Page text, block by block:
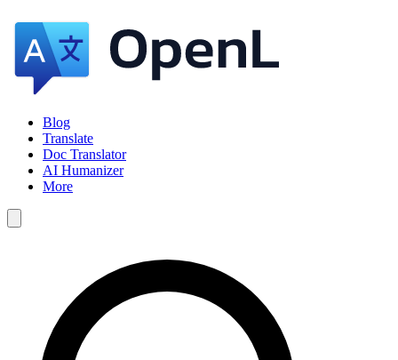
Blog
Translate
Doc Translator
AI Humanizer
More